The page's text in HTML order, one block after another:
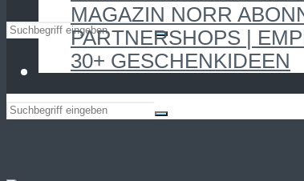
MAGAZIN NORR
PARTNERSHOPS |
30+ GESCHENKIDEEN